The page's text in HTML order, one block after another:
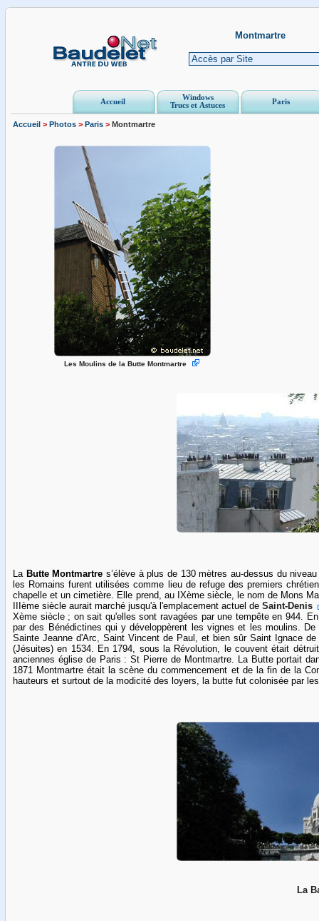
Montmartre
Accueil
Windows
Trucs et Astuces
Paris
Accueil > Photos > Paris > Montmartre
Les Moulins de la Butte Montmartre
La Butte Montmartre s’élève à plus de 130 mètres au-dessus du
les Romains furent utilisées comme lieu de refuge des premiers
chapelle et un cimetière. Elle prend, au IXème siècle, le nom de Mons
IIIème siècle aurait marché jusqu'à l'emplacement actuel de Saint-Denis
Xème siècle ; on sait qu'elles sont ravagées par une tempête en 944.
par des Bénédictines qui y développèrent les vignes et les moulins.
Sainte Jeanne d'Arc, Saint Vincent de Paul, et bien sûr Saint Ignace
(Jésuites) en 1534. En 1794, sous la Révolution, le couvent était
anciennes église de Paris : St Pierre de Montmartre. La Butte portait
1871 Montmartre était la scène du commencement et de la fin de la
hauteurs et surtout de la modicité des loyers, la butte fut colonisée par
La